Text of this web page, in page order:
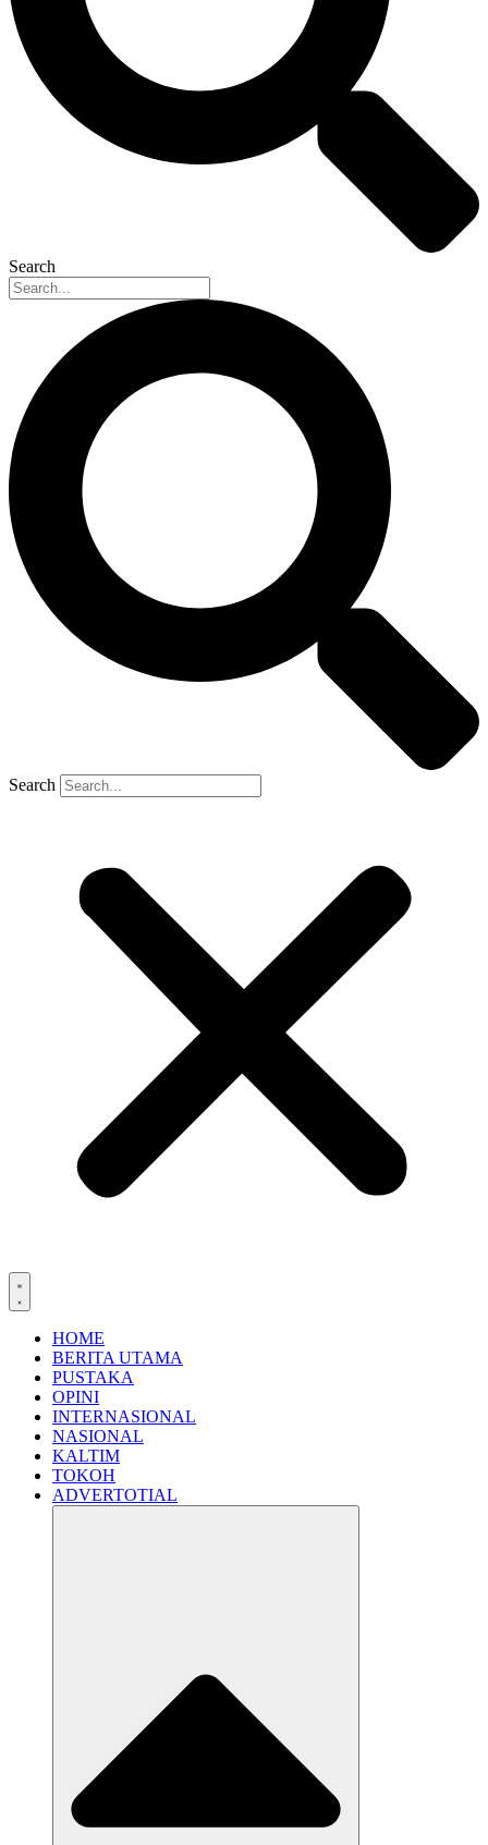
Search
Search
HOME
BERITA UTAMA
PUSTAKA
OPINI
INTERNASIONAL
NASIONAL
KALTIM
TOKOH
ADVERTOTIAL